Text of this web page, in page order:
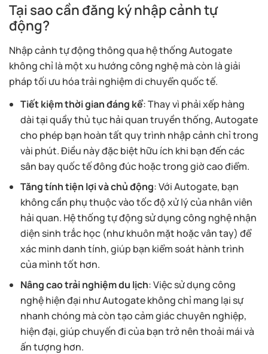
Tại sao cần đăng ký nhập cảnh tự
động?
Nhập cảnh tự động thông qua hệ thống Autogate
không chỉ là một xu hướng công nghệ mà còn là giải
pháp tối ưu hóa trải nghiệm di chuyển quốc tế.
Tiết kiệm thời gian đáng kể: Thay vì phải xếp hàng
dài tại quầy thủ tục hải quan truyền thống, Autogate
cho phép bạn hoàn tất quy trình nhập cảnh chỉ trong
vài phút. Điều này đặc biệt hữu ích khi bạn đến các
sân bay quốc tế đông đúc hoặc trong giờ cao điểm.
Tăng tính tiện lợi và chủ động: Với Autogate, bạn
không cần phụ thuộc vào tốc độ xử lý của nhân viên
hải quan. Hệ thống tự động sử dụng công nghệ nhận
diện sinh trắc học (như khuôn mặt hoặc vân tay) để
xác minh danh tính, giúp bạn kiểm soát hành trình
của mình tốt hơn.
Nâng cao trải nghiệm du lịch: Việc sử dụng công
nghệ hiện đại như Autogate không chỉ mang lại sự
nhanh chóng mà còn tạo cảm giác chuyên nghiệp,
hiện đại, giúp chuyến đi của bạn trở nên thoải mái và
ấn tượng hơn.